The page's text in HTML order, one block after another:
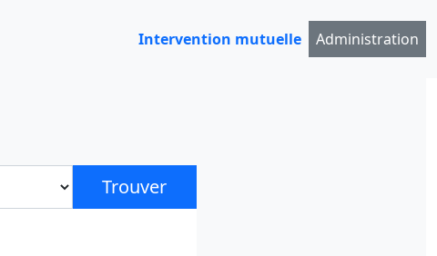
Intervention mutuelle Administration
Trouver